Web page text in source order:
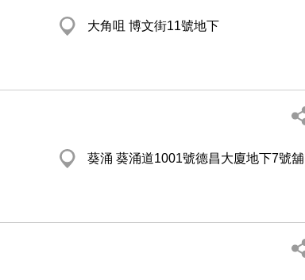
大角咀 博文街11號地下
葵涌 葵涌道1001號德昌大廈地下7號舖